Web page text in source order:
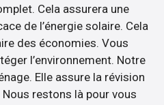
Cela assurera une
de l’énergie solaire. Cela
des économies. Vous
l’environnement. Notre
Elle assure la révision
restons là pour vous